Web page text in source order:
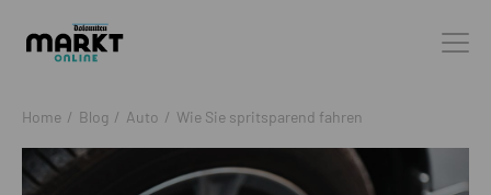
Home / Blog / Auto / Wie Sie spritsparend fahren